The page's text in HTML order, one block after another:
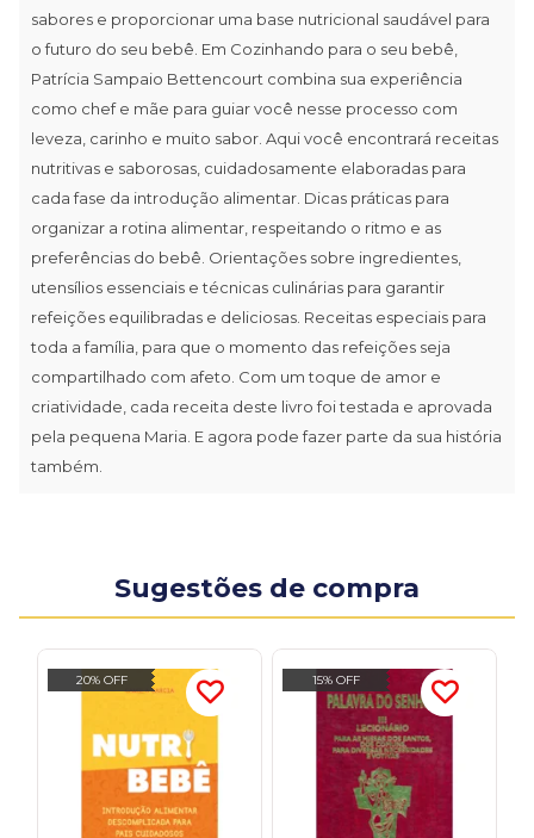
sabores e proporcionar uma base nutricional saudável para
o futuro do seu bebê. Em Cozinhando para o seu bebê,
Patrícia Sampaio Bettencourt combina sua experiência
como chef e mãe para guiar você nesse processo com
leveza, carinho e muito sabor. Aqui você encontrará receitas
nutritivas e saborosas, cuidadosamente elaboradas para
cada fase da introdução alimentar. Dicas práticas para
organizar a rotina alimentar, respeitando o ritmo e as
preferências do bebê. Orientações sobre ingredientes,
utensílios essenciais e técnicas culinárias para garantir
refeições equilibradas e deliciosas. Receitas especiais para
toda a família, para que o momento das refeições seja
compartilhado com afeto. Com um toque de amor e
criatividade, cada receita deste livro foi testada e aprovada
pela pequena Maria. E agora pode fazer parte da sua história
também.
Sugestões de compra
20% OFF 15% OFF